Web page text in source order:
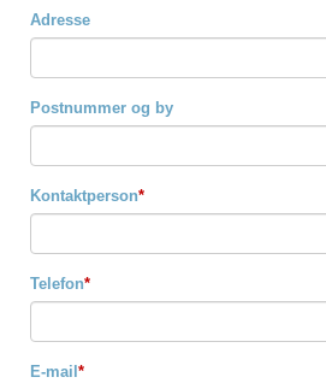
Adresse
Postnummer og by
Kontaktperson*
Telefon*
E-mail *